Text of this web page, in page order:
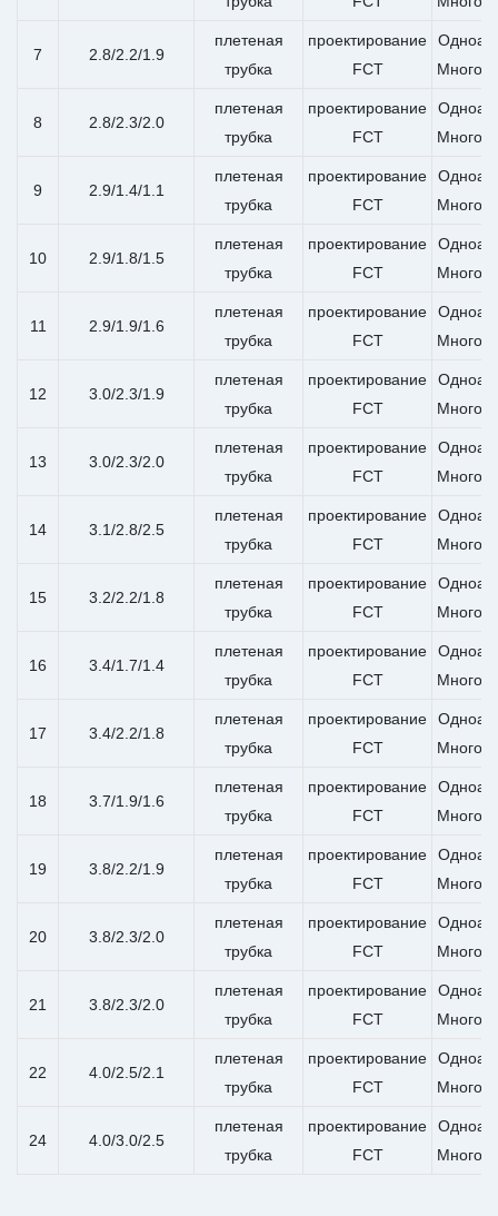
7 2.8/2.2/1.9
плетеная
трубка
проектирование
FCT
8 2.8/2.3/2.0
плетеная
трубка
проектирование
FCT
9 2.9/1.4/1.1
плетеная
трубка
проектирование
FCT
10 2.9/1.8/1.5
плетеная
трубка
проектирование
FCT
11 2.9/1.9/1.6
плетеная
трубка
проектирование
FCT
12 3.0/2.3/1.9
плетеная
трубка
проектирование
FCT
13 3.0/2.3/2.0
плетеная
трубка
проектирование
FCT
14 3.1/2.8/2.5
плетеная
трубка
проектирование
FCT
15 3.2/2.2/1.8
плетеная
трубка
проектирование
FCT
16 3.4/1.7/1.4
плетеная
трубка
проектирование
FCT
17 3.4/2.2/1.8
плетеная
трубка
проектирование
FCT
18 3.7/1.9/1.6
плетеная
трубка
проектирование
FCT
19 3.8/2.2/1.9
плетеная
трубка
проектирование
FCT
20 3.8/2.3/2.0
плетеная
трубка
проектирование
FCT
21 3.8/2.3/2.0
плетеная
трубка
проектирование
FCT
22 4.0/2.5/2.1
плетеная
трубка
проектирование
FCT
24 4.0/3.0/2.5
плетеная
трубка
проектирование
FCT